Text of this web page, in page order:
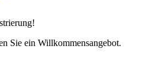
Sie ein Willkommensangebot.